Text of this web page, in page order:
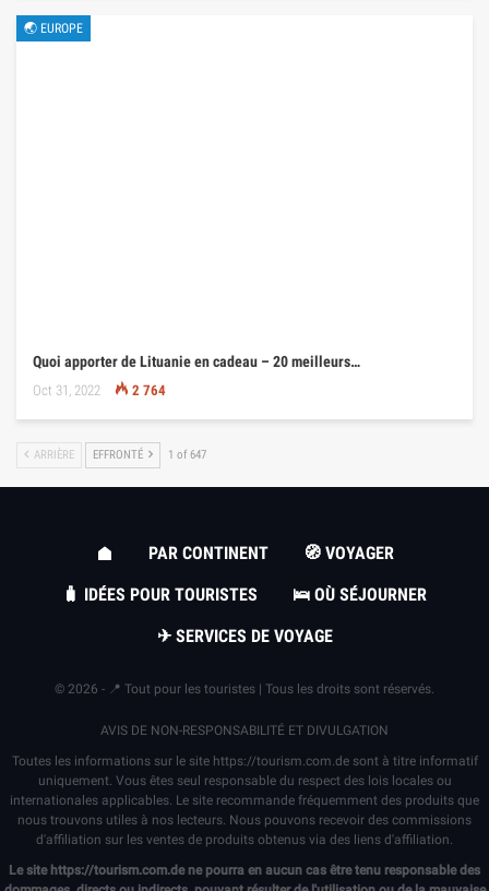
🌏 EUROPE
Quoi apporter de Lituanie en cadeau – 20 meilleurs…
Oct 31, 2022 2 764
ARRIÈRE EFFRONTÉ 1 of 647
PAR CONTINENT
🧭 VOYAGER
🧳 IDÉES POUR TOURISTES
🛌 OÙ SÉJOURNER
✈ SERVICES DE VOYAGE
© 2026 - 📍 Tout pour les touristes | Tous les droits sont réservés.
AVIS DE NON-RESPONSABILITÉ ET DIVULGATION
Toutes les informations sur le site https://tourism.com.desont à titre informatif
uniquement. Vous êtes seul responsable du respect des lois locales ou
internationales applicables. Le site recommande fréquemment des produits que
nous trouvons utiles à nos lecteurs. Nous pouvons recevoir des commissions
d'affiliation sur les ventes de produits obtenus via des liens d'affiliation.
Le site https://tourism.com.dene pourra en aucun cas être tenu responsable des